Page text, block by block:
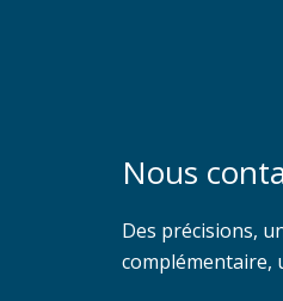
Nous
Des précisions,
complémentaire,